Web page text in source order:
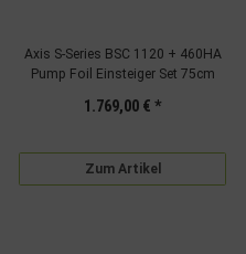
Axis S-Series BSC 1120 + 460HA
Pump Foil Einsteiger Set 75cm
1.769,00 € *
Zum Artikel